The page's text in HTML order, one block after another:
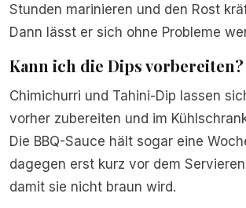
Stunden marinieren und den Rost
Dann lässt er sich ohne Probleme
Kann ich die Dips vorbereiten?
Chimichurri und Tahini-Dip lassen
vorher zubereiten und im
Die BBQ-Sauce hält sogar eine
dagegen erst kurz vor dem
damit sie nicht braun wird.